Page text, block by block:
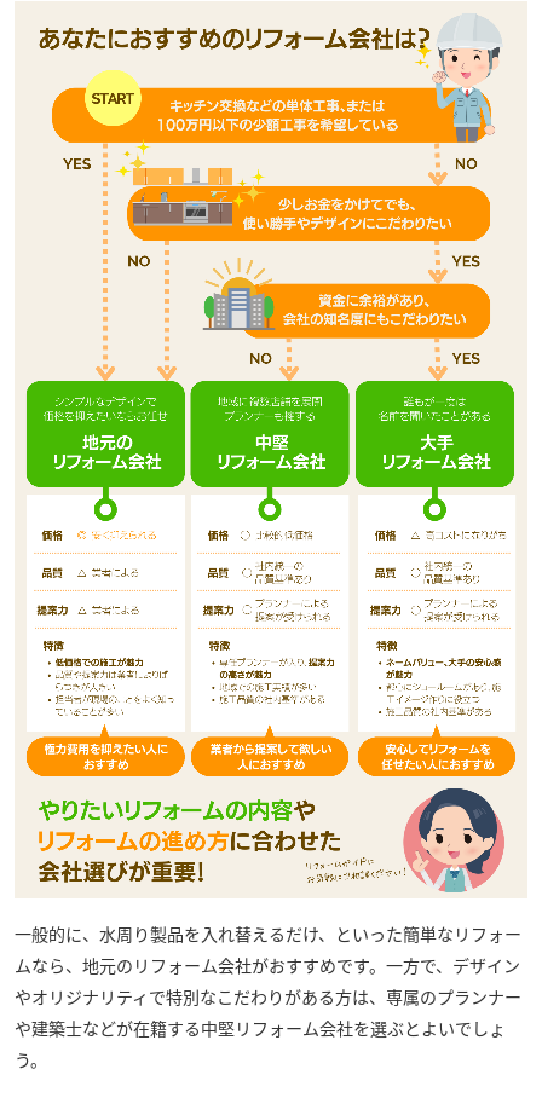
一般的に、水周り製品を入れ替えるだけ、といった簡単なリフォー
ムなら、地元のリフォーム会社がおすすめです。一方で、デザイン
やオリジナリティで特別なこだわりがある方は、専属のプランナー
や建築士などが在籍する中堅リフォーム会社を選ぶとよいでしょ
う。